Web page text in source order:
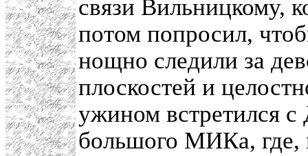
связи Вильницкому,
потом попросил,
нощно следили за
плоскостей и
ужином встретился с
большого МИКа, где,